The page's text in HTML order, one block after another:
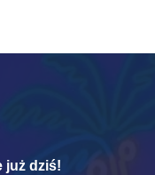
już dziś!